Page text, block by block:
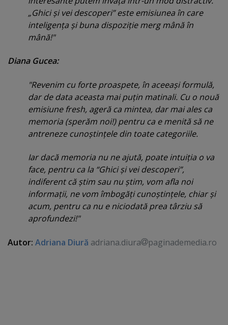
„Ghici şi vei descoperi” este emisiunea în care
inteligenţa şi buna dispoziţie merg mână în
mână!"
Diana Gucea:
"Revenim cu forte proaspete, în aceeaşi formulă,
dar de data aceasta mai puţin matinali. Cu o nouă
emisiune fresh, ageră ca mintea, dar mai ales ca
memoria (sperăm noi!) pentru ca e menită să ne
antreneze cunoştinţele din toate categoriile.
Iar dacă memoria nu ne ajută, poate intuiţia o va
face, pentru ca la “Ghici şi vei descoperi”,
indiferent că ştim sau nu ştim, vom afla noi
informaţii, ne vom îmbogăţi cunoştinţele, chiar şi
acum, pentru ca nu e niciodată prea târziu să
aprofundezi!"
Autor: Adriana Diură adriana.diura paginademedia.ro